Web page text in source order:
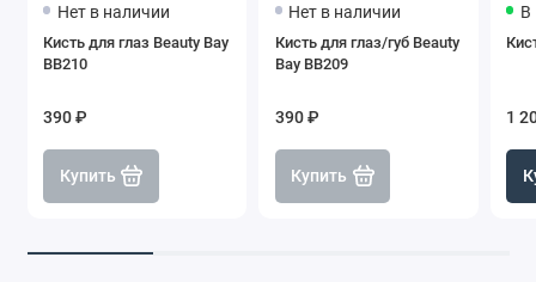
Нет в наличии
Кисть для глаз Beauty Bay
BB210
390 ₽
Купить
Нет в наличии
Кисть для глаз/губ Beauty
Bay BB209
390 ₽
Купить
В
1